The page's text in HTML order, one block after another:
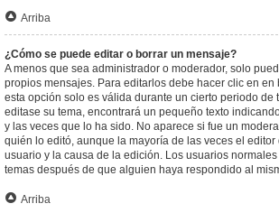
Arriba
¿Cómo se puede editar o borrar un mensaje?
A menos que sea administrador o moderador, solo
propios mensajes. Para editarlos debe hacer clic en en
esta opción solo es válida durante un cierto periodo de
editase su tema, encontrará un pequeño texto
y las veces que lo ha sido. No aparece si fue un
quién lo editó, aunque la mayoría de las veces el editor
usuario y la causa de la edición. Los usuarios
temas después de que alguien haya respondido al
Arriba